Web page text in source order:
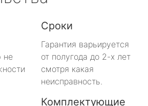
не
Сроки
Гарантия варьируется
от полугода до 2-х лет
смотря какая
неисправность.
Комплектующие